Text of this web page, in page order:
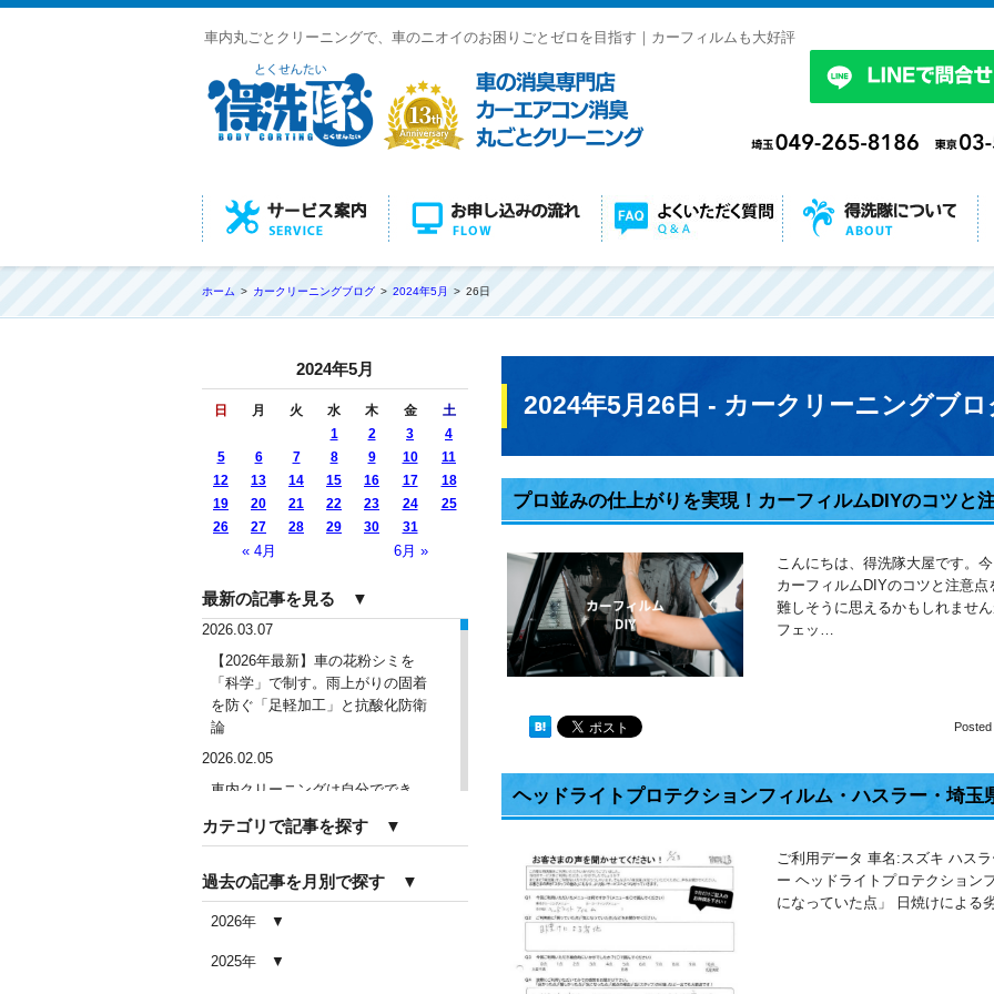
車内丸ごとクリーニングで、車のニオイのお困りごとゼロを目指す｜カーフィルムも大好評
ホーム カークリーニングブログ 2024年5月 26日
2024年5月26日 - カークリーニングブロ
プロ並みの仕上がりを実現！カーフィルムDIYのコツと
こんにちは、得洗隊大屋です。
カーフィルムDIYのコツと注意
難しそうに思えるかもしれませ
フェッ…
ヘッドライトプロテクションフィルム・ハスラー・埼玉
ご利用データ 車名:スズキ ハス
ー ヘッドライトプロテクショ
になっていた点」 日焼けによる
2024年5月
日 月 火 水 木 金 土
« 4月 6月 »
1 2 3
4
5
6 7 8 9 10
11
12
13 14 15 16 17
18
19
20 21 22 23 24
25
26
27 28 29 30 31
最新の記事を見る ▼
2026.03.07
【2026年最新】車の花粉シミを
「科学」で制す。雨上がりの固着
を防ぐ「足軽加工」と抗酸化防衛
論
2026.02.05
車内クリーニングは自分ででき
界を徹底解説
車内クリーニングで失敗する人の
共通点｜やってはいけない5つの判
2026.02.03
カテゴリで記事を探す ▼
過去の記事を月別で探す ▼
2026年
2025年